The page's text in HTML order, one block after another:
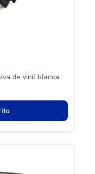
de vinil blanca